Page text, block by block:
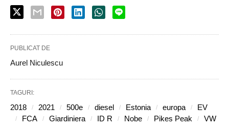
PUBLICAT DE
Aurel Niculescu
TAGURI:
2018 2021 500e diesel Estonia europa
EV
FCA
Giardiniera ID R Nobe Pikes Peak VW